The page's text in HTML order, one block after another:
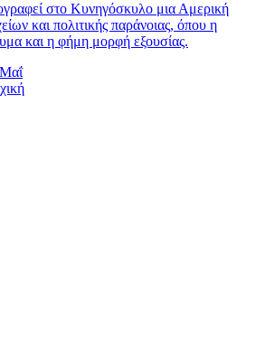
στο Κυνηγόσκυλο μια Αμερική
και πολιτικής παράνοιας, όπου η
και η φήμη μορφή εξουσίας.